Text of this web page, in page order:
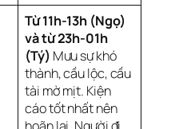
Từ 11h-13h (Ngọ)
và từ 23h-01h
(Tý) Mưu sự khó
thành, cầu lộc, cầu
tài mờ mịt. Kiện
cáo tốt nhất nên